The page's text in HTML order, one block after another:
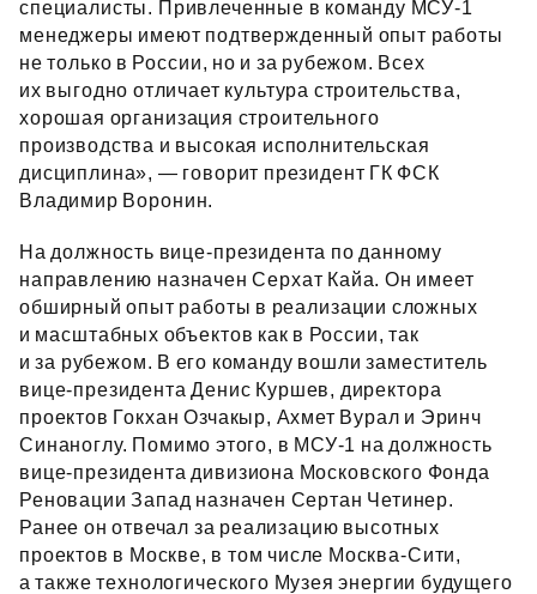
специалисты. Привлеченные в команду МСУ‑1
менеджеры имеют подтвержденный опыт работы
не только в России, но и за рубежом. Всех
их выгодно отличает культура строительства,
хорошая организация строительного
производства и высокая исполнительская
дисциплина», — говорит президент ГК ФСК
Владимир Воронин.
На должность вице‑президента по данному
направлению назначен Серхат Кайа. Он имеет
обширный опыт работы в реализации сложных
и масштабных объектов как в России, так
и за рубежом. В его команду вошли заместитель
вице‑президента Денис Куршев, директора
проектов Гокхан Озчакыр, Ахмет Вурал и Эринч
Синаноглу. Помимо этого, в МСУ‑1 на должность
вице‑президента дивизиона Московского Фонда
Реновации Запад назначен Сертан Четинер.
Ранее он отвечал за реализацию высотных
проектов в Москве, в том числе Москва‑Сити,
а также технологического Музея энергии будущего